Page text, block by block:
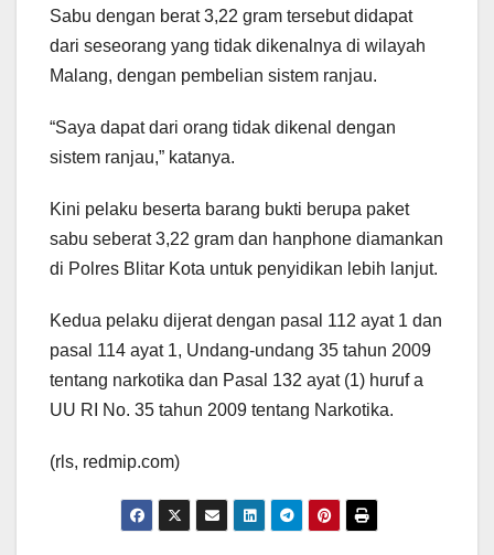
Sabu dengan berat 3,22 gram tersebut didapat
dari seseorang yang tidak dikenalnya di wilayah
Malang, dengan pembelian sistem ranjau.
“Saya dapat dari orang tidak dikenal dengan
sistem ranjau,” katanya.
Kini pelaku beserta barang bukti berupa paket
sabu seberat 3,22 gram dan hanphone diamankan
di Polres Blitar Kota untuk penyidikan lebih lanjut.
Kedua pelaku dijerat dengan pasal 112 ayat 1 dan
pasal 114 ayat 1, Undang-undang 35 tahun 2009
tentang narkotika dan Pasal 132 ayat (1) huruf a
UU RI No. 35 tahun 2009 tentang Narkotika.
(rls, redmip.com)